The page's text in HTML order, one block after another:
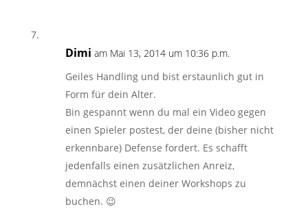
Dimi am Mai 13, 2014 um 10:36 p.m.
Geiles Handling und bist erstaunlich gut in
Form für dein Alter.
Bin gespannt wenn du mal ein Video gegen
einen Spieler postest, der deine (bisher nicht
erkennbare) Defense fordert. Es schafft
jedenfalls einen zusätzlichen Anreiz,
demnächst einen deiner Workshops zu
buchen. 😉